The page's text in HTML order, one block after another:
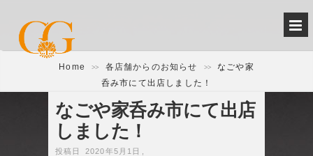
Home >> 各店舗からのお知らせ >>
なごや家
呑み市にて出店しました！
なごや家呑み市にて出店
しました！
投稿日 2020年5月1日